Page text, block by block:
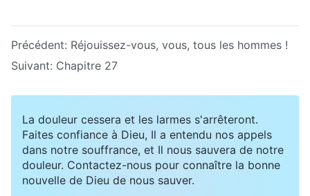
Précédent: Réjouissez-vous, vous, tous les hommes !
Suivant: Chapitre 27
La douleur cessera et les larmes s'arrêteront.
Faites confiance à Dieu, Il a entendu nos appels
dans notre souffrance, et Il nous sauvera de notre
douleur. Contactez-nous pour connaître la bonne
nouvelle de Dieu de nous sauver.